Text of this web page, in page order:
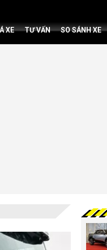
XE TƯ VẤN SO SÁNH XE